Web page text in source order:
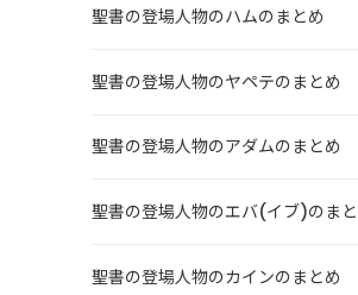
聖書の登場人物のハムのまとめ
聖書の登場人物のヤペテのまとめ
聖書の登場人物のアダムのまとめ
聖書の登場人物のエバ(イブ)のま
聖書の登場人物のカインのまとめ